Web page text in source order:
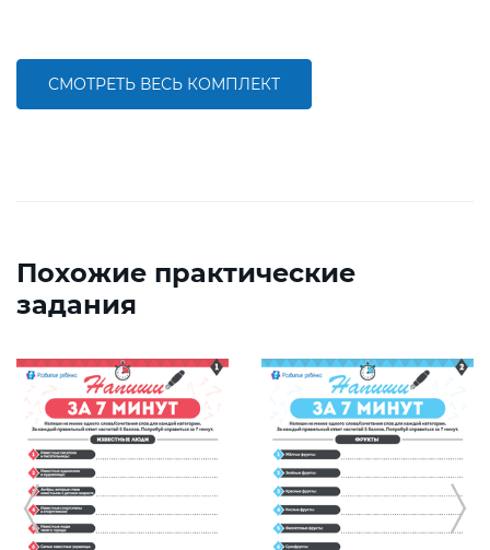
СМОТРЕТЬ ВЕСЬ КОМПЛЕКТ
Похожие практические
задания